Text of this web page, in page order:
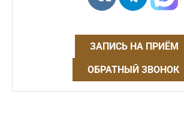
ЗАПИСЬ НА ПРИЁМ
ОБРАТНЫЙ ЗВОНОК